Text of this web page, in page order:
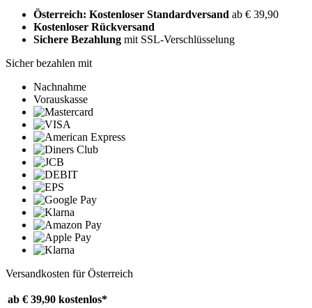
Österreich: Kostenloser Standardversand ab € 39,90
Kostenloser Rückversand
Sichere Bezahlung mit SSL-Verschlüsselung
Sicher bezahlen mit
Nachnahme
Vorauskasse
Versandkosten für Österreich
ab € 39,90 kostenlos*